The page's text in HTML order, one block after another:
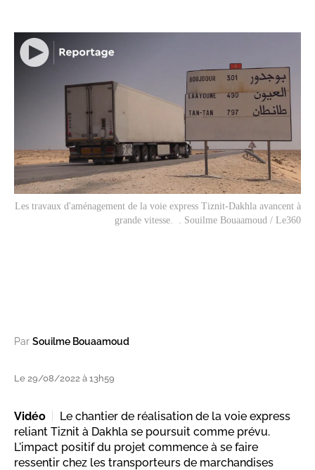
Les travaux d'aménagement de la voie express Tiznit-Dakhla avancent à
grande vitesse. . Souilme Bouaamoud / Le360
Par Souilme Bouaamoud
Le 29/08/2022 à 13h59
Vidéo
Le chantier de réalisation de la voie express
reliant Tiznit à Dakhla se poursuit comme prévu.
L'impact positif du projet commence à se faire
ressentir chez les transporteurs de marchandises